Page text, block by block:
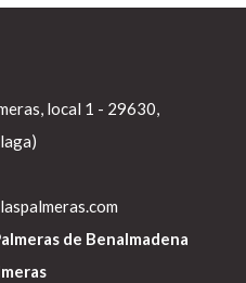
local 1 - 29630,
de Benalmadena